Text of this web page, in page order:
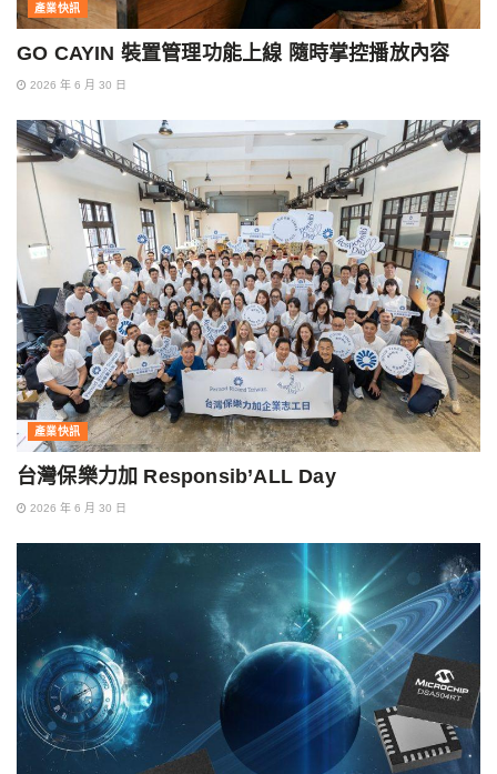
產業快訊
GO CAYIN 裝置管理功能上線 隨時掌控播放內容
2026 年 6 月 30 日
產業快訊
台灣保樂力加 Responsib’ALL Day
2026 年 6 月 30 日